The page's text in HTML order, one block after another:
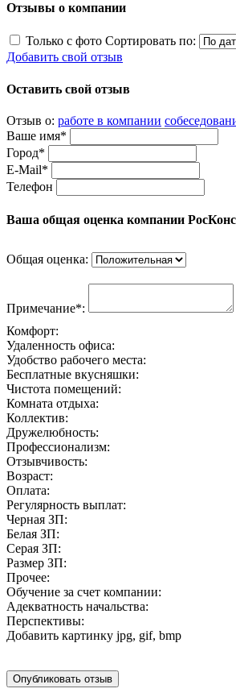
Отзывы о компании
Только с фото Сортировать по:
Добавить свой отзыв
Оставить свой отзыв
Отзыв о: работе в компании
Ваше имя*
Город*
E-Mail*
Телефон
Ваша общая оценка компании
Общая оценка:
Примечание*:
Комфорт:
Удаленность офиса:
Удобство рабочего места:
Бесплатные вкусняшки:
Чистота помещений:
Комната отдыха:
Коллектив:
Дружелюбность:
Профессионализм:
Отзывчивость:
Возраст:
Оплата:
Регулярность выплат:
Черная ЗП:
Белая ЗП:
Серая ЗП:
Размер ЗП:
Прочее:
Обучение за счет компании:
Адекватность начальства:
Перспективы:
Добавить картинку jpg, gif, bmp